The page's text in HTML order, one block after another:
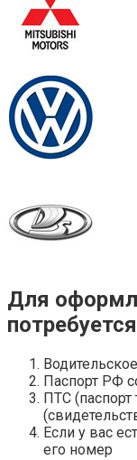
Для
Паспорт РФ
ПТС (паспорт
Если у вас
его номер